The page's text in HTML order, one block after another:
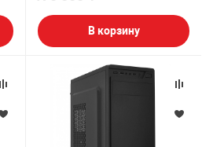
В корзину